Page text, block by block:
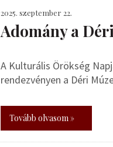
2025. szeptember 22.
Adomány a
A Kulturális Örökség
rendezvényen a Déri
Tovább olvasom »